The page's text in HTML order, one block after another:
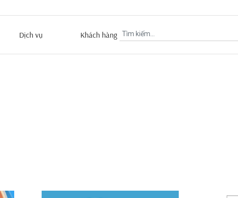
Dịch vụ Khách hàng